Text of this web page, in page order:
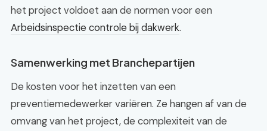
het project voldoet aan de normen voor een
Arbeidsinspectie controle bij dakwerk.
Samenwerking met Branchepartijen
De kosten voor het inzetten van een
preventiemedewerker variëren. Ze hangen af van de
omvang van het project, de complexiteit van de